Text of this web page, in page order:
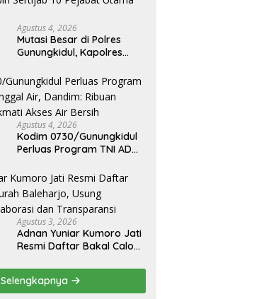
Agustus 4, 2026
Mutasi Besar di Polres
Gunungkidul, Kapolres
Utama dan Kapolsek
Agustus 4, 2026
Kodim 0730/Gunungkidul
Perluas Program TNI AD
Ribuan Warga Kini Nikmati
Akses Air Bersih
Agustus 3, 2026
Adnan Yuniar Kumoro Jati
Resmi Daftar Bakal Calon
Semangat Kolaborasi dan
Transparansi
Selengkapnya